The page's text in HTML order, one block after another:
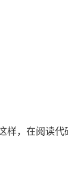
样，在阅读代